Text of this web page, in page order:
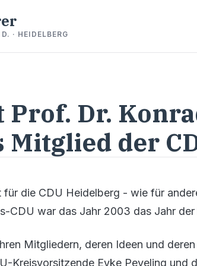
· HEIDELBERG
Prof. Dr.
Mitglied der
die CDU Heidelberg - wie für
CDU war das Jahr 2003 das Jahr
Mitgliedern, deren Ideen und
Kreisvorsitzende Eyke Peveling